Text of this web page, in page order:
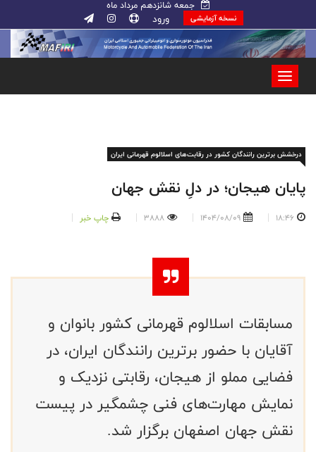
جمعه شانزدهم مرداد ماه
نسخه آزمایشی ورود
درخشش برترین رانندگان کشور در رقابت‌های اسلالوم قهرمانی ایران
پایان هیجان؛ در دلِ نقش جهان
18:46
1404/08/09
3888 چاپ خبر
مسابقات اسلالوم قهرمانی کشور بانوان و
آقایان با حضور برترین رانندگان ایران، در
فضایی مملو از هیجان، رقابتی نزدیک و
نمایش مهارت‌های فنی چشمگیر در پیست
نقش جهان اصفهان برگزار شد.